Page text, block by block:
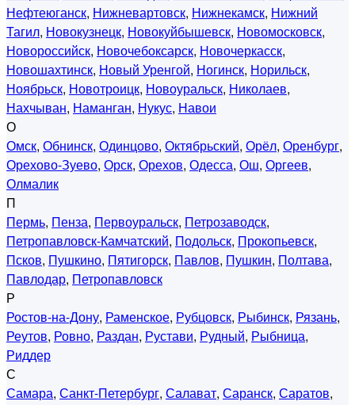
Нефтеюганск, Нижневартовск, Нижнекамск, Нижний
Тагил, Новокузнецк, Новокуйбышевск, Новомосковск,
Новороссийск, Новочебоксарск, Новочеркасск,
Новошахтинск, Новый Уренгой, Ногинск, Норильск,
Ноябрьск, Новотроицк, Новоуральск, Николаев,
Нахчыван, Наманган, Нукус, Навои
О
Омск, Обнинск, Одинцово, Октябрьский, Орёл, Оренбург,
Орехово-Зуево, Орск, Орехов, Одесса, Ош, Оргеев,
Олмалик
П
Пермь, Пенза, Первоуральск, Петрозаводск,
Петропавловск-Камчатский, Подольск, Прокопьевск,
Псков, Пушкино, Пятигорск, Павлов, Пушкин, Полтава,
Павлодар, Петропавловск
Р
Ростов-на-Дону, Раменское, Рубцовск, Рыбинск, Рязань,
Реутов, Ровно, Раздан, Рустави, Рудный, Рыбница,
Риддер
С
Самара, Санкт-Петербург, Салават, Саранск, Саратов,